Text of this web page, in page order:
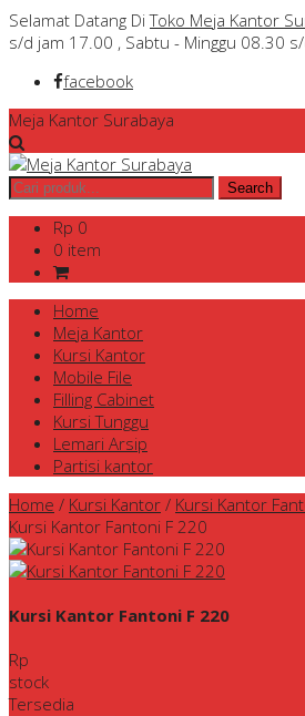
Selamat Datang DiToko Meja Kantor
s/d jam 17.00 , Sabtu - Minggu 08.30
facebook
Meja Kantor Surabaya
Rp 0
0 item
Home
Meja Kantor
Kursi Kantor
Mobile File
Filling Cabinet
Kursi Tunggu
Lemari Arsip
Partisi kantor
Home / Kursi Kantor / Kursi Kantor
Kursi Kantor Fantoni F 220
Kursi Kantor Fantoni F 220
Rp
stock
Tersedia